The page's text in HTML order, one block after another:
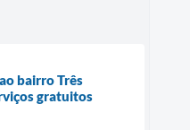
bairro Três
gratuitos